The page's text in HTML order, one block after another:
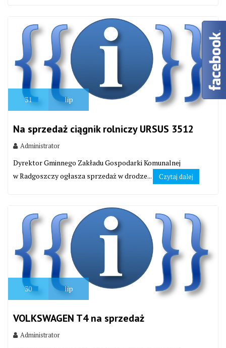
31 lip
Na sprzedaż ciągnik rolniczy URSUS 3512
Administrator
Dyrektor Gminnego Zakładu Gospodarki Komunalnej
w Radgoszczy ogłasza sprzedaż w drodze...
Czytaj dalej
30 lip
VOLKSWAGEN T4 na sprzedaż
Administrator